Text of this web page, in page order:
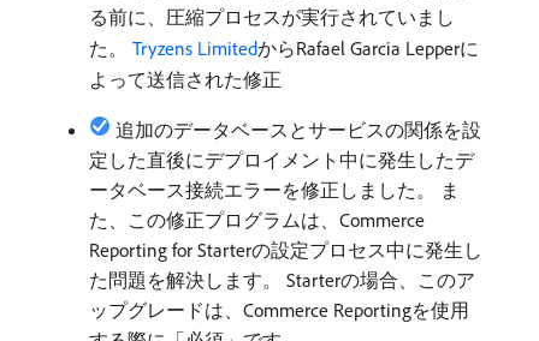
る前に、圧縮プロセスが実行されていまし
た。 Tryzens LimitedからRafael Garcia Lepperに
よって送信された修正
追加のデータベースとサービスの関係を設
定した直後にデプロイメント中に発生したデ
ータベース接続エラーを修正しました。 ま
た、この修正プログラムは、Commerce
Reporting for Starterの設定プロセス中に発生し
た問題を解決します。 Starterの場合、このア
ップグレードは、Commerce Reportingを使用